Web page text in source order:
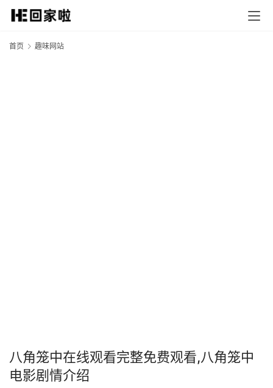
首页 趣味网站
八角笼中在线观看完整免费观看,八角笼中
电影剧情介绍